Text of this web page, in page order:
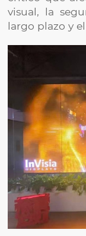
visual, la
largo plazo y